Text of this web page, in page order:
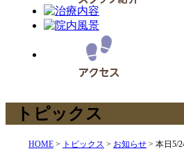
トピックス
HOME > トピックス > お知らせ > 本日5/